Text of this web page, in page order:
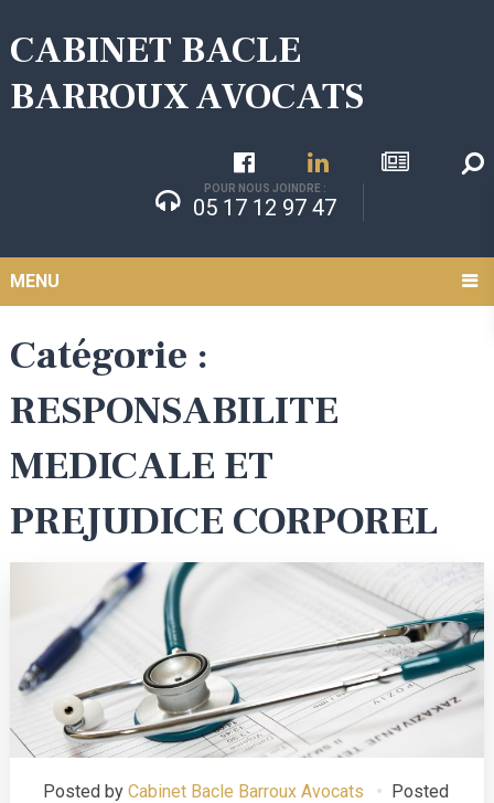
CABINET BACLE
BARROUX AVOCATS
POUR NOUS JOINDRE :
05 17 12 97 47
MENU
Catégorie :
RESPONSABILITE
MEDICALE ET
PREJUDICE CORPOREL
Posted by Cabinet Bacle Barroux Avocats
Posted